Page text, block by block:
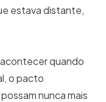
estava distante,
quando
o pacto
nunca mais